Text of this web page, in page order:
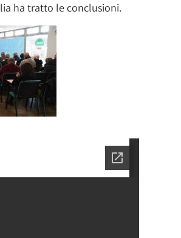
ha tratto le conclusioni.